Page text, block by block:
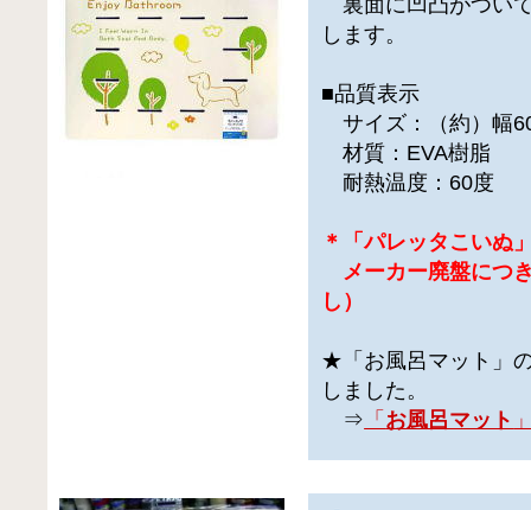
します。
■品質表示
サイズ：（約）幅
材質：EVA樹脂
耐熱温度：60度
＊「パレッタこいぬ
メーカー廃盤につ
し）
★「お風呂マット」
しました。
⇒ 「 お風呂マット